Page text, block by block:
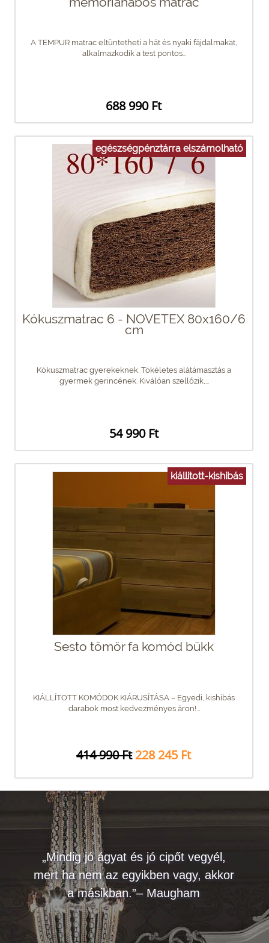
A TEMPUR matrac eltüntetheti a hát és nyaki fájdalmakat,
alkalmazkodik a test pontos...
688 990 Ft
egészségpénztárra elszámolható
Kókuszmatrac 6 - NOVETEX 80x160/6
cm
Kókuszmatrac gyerekeknek. Tökéletes alátámasztás a
gyermek gerincének. Kiválóan szellőzik,...
54 990 Ft
kiállitott-kishibás
Sesto tömör fa komód bükk
KIÁLLÍTOTT KOMÓDOK KIÁRUSÍTÁSA – Egyedi, kishibás
darabok most kedvezményes áron!...
414 990 Ft 228 245 Ft
„Mindig jó ágyat és jó cipőt vegyél,
mert ha nem az egyikben vagy, akkor
a másikban.”– Maugham